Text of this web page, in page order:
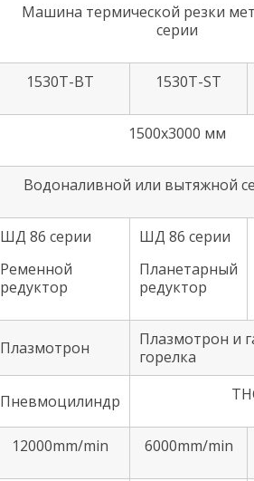
Машина термической резки
серии
1530T-BT 1530T-ST
1500х3000 мм
Водоналивной или вытяжной
ШД 86 серии
Ременной
редуктор
ШД 86 серии
Планетарный
редуктор
Плазмотрон
Плазмотрон и
горелка
Пневмоцилиндр
12000mm/min 6000mm/min